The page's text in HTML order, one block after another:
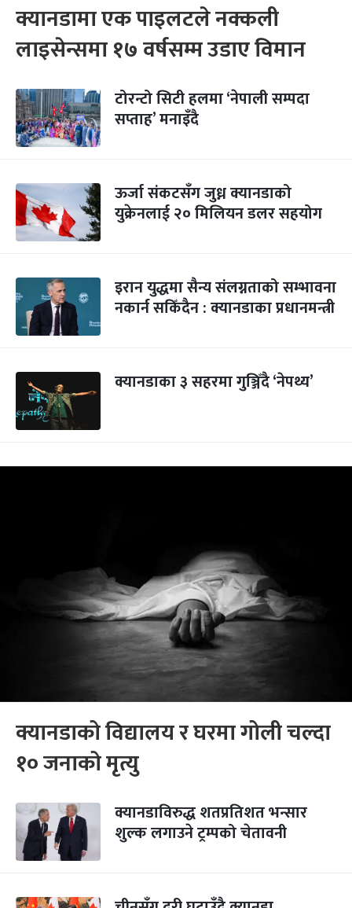
क्यानडामा एक पाइलटले नक्कली
लाइसेन्समा १७ वर्षसम्म उडाए विमान
टोरन्टो सिटी हलमा ‘नेपाली सम्पदा
सप्ताह’ मनाइँदै
ऊर्जा संकटसँग जुध्न क्यानडाको
युक्रेनलाई २० मिलियन डलर सहयोग
इरान युद्धमा सैन्य संलग्नताको सम्भावना
नकार्न सकिँदैन : क्यानडाका प्रधानमन्त्री
क्यानडाका ३ सहरमा गुञ्जिँदै ‘नेपथ्य’
क्यानडाको विद्यालय र घरमा गोली चल्दा
१० जनाको मृत्यु
क्यानडाविरुद्ध शतप्रतिशत भन्सार
शुल्क लगाउने ट्रम्पको चेतावनी